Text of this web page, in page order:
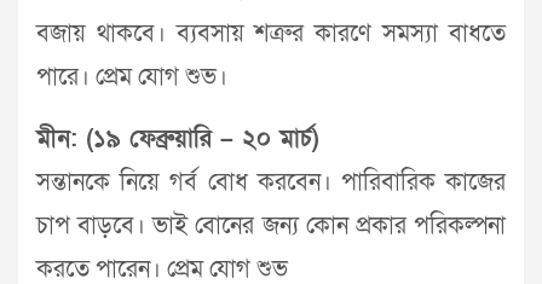
বজায় থাকবে। ব্যবসায় শত্রুর কারণে সমস্যা বাধতে
পারে। প্রেম যোগ শুভ।
মীন: (১৯ ফেব্রুয়ারি – ২০ মার্চ)
সন্তানকে নিয়ে গর্ব বোধ করবেন। পারিবারিক কাজের
চাপ বাড়বে। ভাই বোনের জন্য কোন প্রকার পরিকল্পনা
করতে পারেন। প্রেম যোগ শুভ